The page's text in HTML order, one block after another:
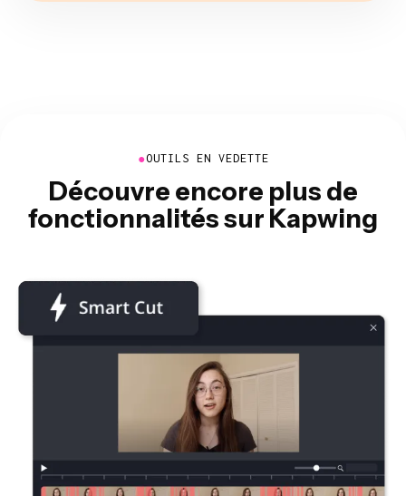
●OUTILS EN VEDETTE
Découvre encore plus de
fonctionnalités sur Kapwing